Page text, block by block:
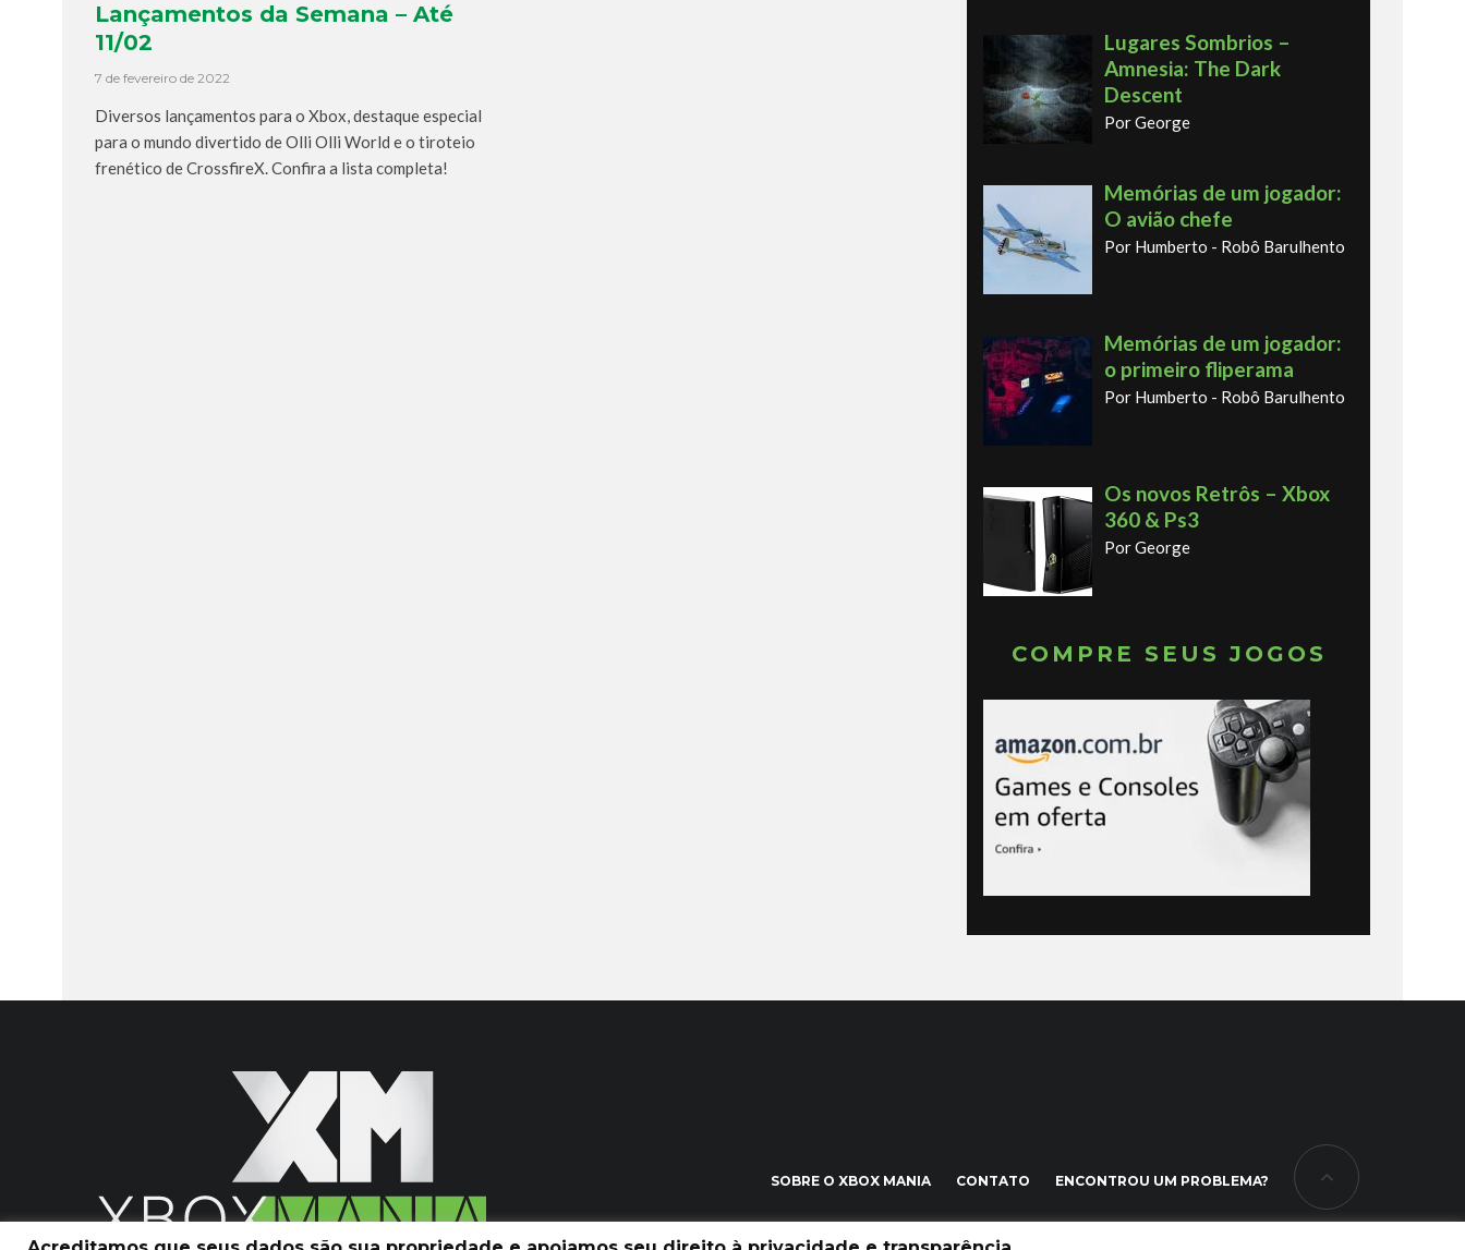
Lançamentos da Semana – Até
11/02
7 de fevereiro de 2022
Diversos lançamentos para o Xbox, destaque especial
para o mundo divertido de Olli Olli World e o tiroteio
frenético de CrossfireX. Confira a lista completa!
Lugares Sombrios –
Amnesia: The Dark
Descent
Por George
Memórias de um jogador:
O avião chefe
Por Humberto - Robô Barulhento
Memórias de um jogador:
o primeiro fliperama
Por Humberto - Robô Barulhento
Os novos Retrôs – Xbox
360 & Ps3
Por George
COMPRE SEUS JOGOS
SOBRE O XBOX MANIA CONTATO ENCONTROU UM PROBLEMA?